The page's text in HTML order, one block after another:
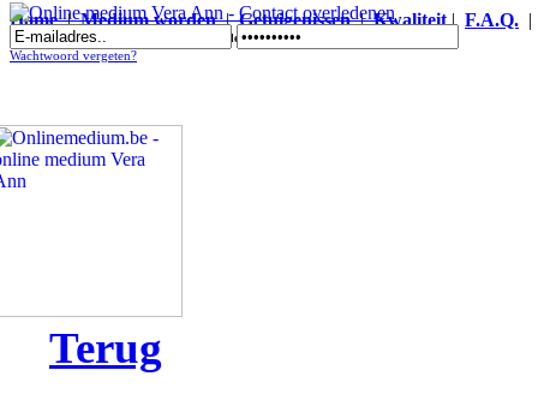
Home|Medium worden|Getuigenissen|Kwaliteit| F.A.Q.
Online medium Vera Ann - Contact overledenen
Wachtwoord vergeten?
Terug